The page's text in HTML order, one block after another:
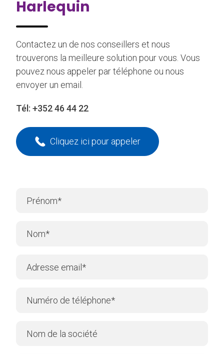
Harlequin
Contactez un de nos conseillers et nous
trouverons la meilleure solution pour vous. Vous
pouvez nous appeler par téléphone ou nous
envoyer un email.
Tél: +352 46 44 22
Cliquez ici pour appeler